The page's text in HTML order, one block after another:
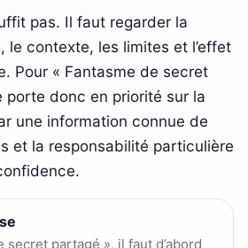
pas. Il faut regarder la
le contexte, les limites et l’effet
Pour « Fantasme de secret
porte donc en priorité sur la
une information connue de
et la responsabilité particulière
secret partagé », il faut d’abord